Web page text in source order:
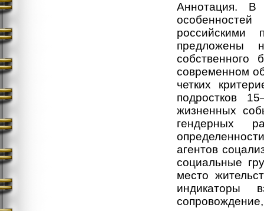
Аннотация. В
российскими
предложены
собственного
современном
четких
подростков
жизненных
гендерных
агентов
социальные
место
индикаторы